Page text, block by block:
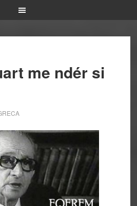
me ndér si